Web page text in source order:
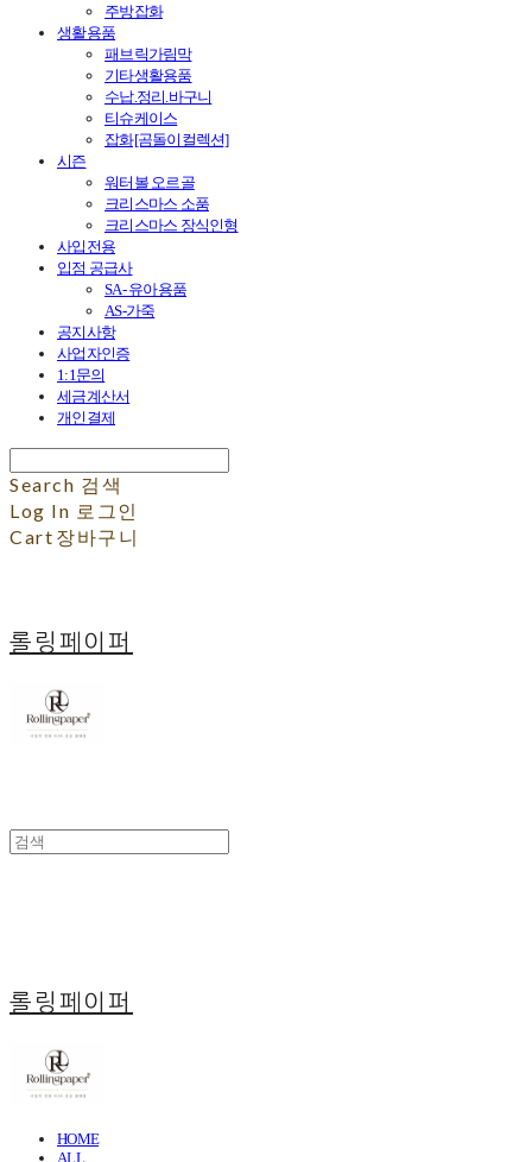
주방잡화
생활용품
패브릭가림막
기타생활용품
수납.정리.바구니
티슈케이스
잡화[곰돌이컬렉션]
시즌
워터볼 오르골
크리스마스 소품
크리스마스 장식인형
사입전용
입점 공급사
SA- 유아용품
AS-가죽
공지사항
사업자인증
1:1문의
세금계산서
개인결제
Search 검색
Log In 로그인
Cart 장바구니
롤링페이퍼
롤링페이퍼
HOME
ALL